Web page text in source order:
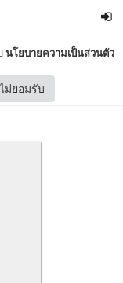
นโยบายความเป็นส่วนตัว
ไม่ยอมรับ